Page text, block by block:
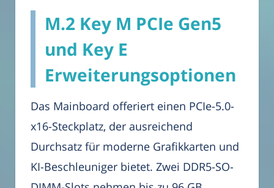
M.2 Key M PCIe Gen5
und Key E
Erweiterungsoptionen
Das Mainboard offeriert einen PCIe-5.0-
x16-Steckplatz, der ausreichend
Durchsatz für moderne Grafikkarten und
KI-Beschleuniger bietet. Zwei DDR5-SO-